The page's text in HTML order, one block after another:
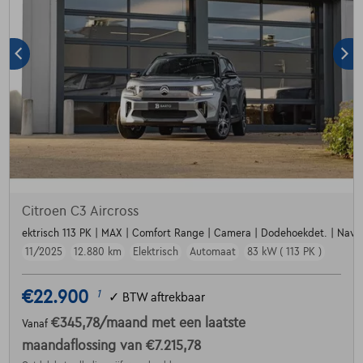
Citroen C3 Aircross
ektrisch 113 PK | MAX | Comfort Range | Camera | Dodehoekdet. |
11/2025
12.880 km Elektrisch Automaat 83 kW ( 113 PK )
€22.900 1 ✓ BTW aftrekbaar
Vanaf €345,78/maand met een laatste
maandaflossing van €7.215,78